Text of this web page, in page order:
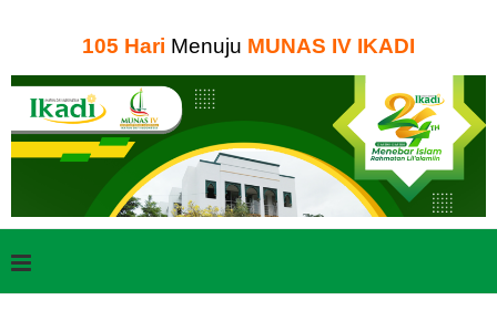
105 Hari Menuju MUNAS IV IKADI